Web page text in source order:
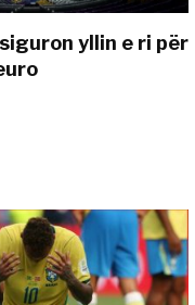
yllin e ri për